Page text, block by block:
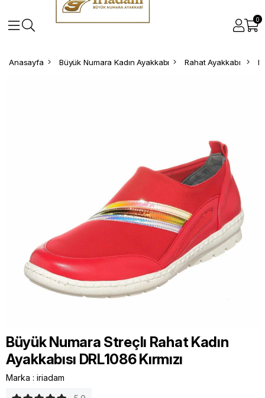
0
Anasayfa Büyük Numara Kadın Ayakkabı Rahat Ayakkabı
Büyük Numara Streçlı Rahat Kadın
Ayakkabısı DRL1086 Kırmızı
Marka : iriadam